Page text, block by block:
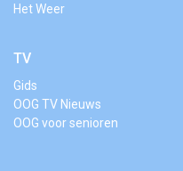
Het Weer
TV
Gids
OOG TV Nieuws
OOG voor senioren